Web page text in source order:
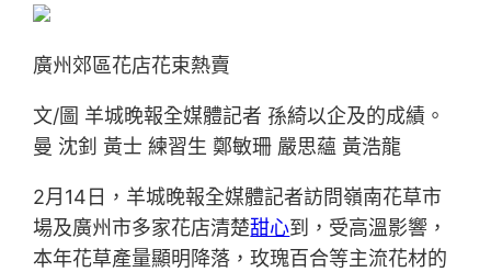
廣州郊區花店花束熱賣
文/圖 羊城晚報全媒體記者 孫綺以企及的成績。
曼 沈釗 黃士 練習生 鄭敏珊 嚴思蘊 黃浩龍
2月14日，羊城晚報全媒體記者訪問嶺南花草市
場及廣州市多家花店清楚甜心到，受高溫影響，
本年花草產量顯明降落，玫瑰百合等主流花材的